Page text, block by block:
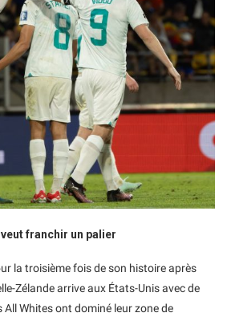
franchir un palier
la troisième fois de son histoire après
Zélande arrive aux États-Unis avec de
Whites ont dominé leur zone de